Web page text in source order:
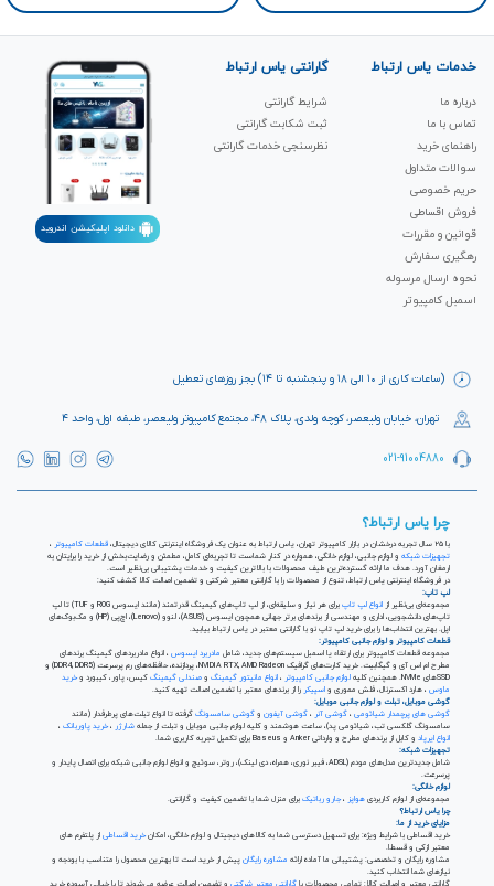
(ساعات کاری از ۱۰ الی ۱۸ و پنجشنبه تا ۱۴) بجز روزهای تعطیل
تهران، خیابان ولیعصر، کوچه ولدی، پلاک ۴۸، مجتمع کامپیوتر ولیعصر، طبقه اول، واحد ۴
021-91004880
خدمات یاس ارتباط
درباره ما
تماس با ما
راهنمای خرید
سوالات متداول
حریم خصوصی
فروش اقساطی
قوانین و مقررات
رهگیری سفارش
نحوه ارسال مرسوله
اسمبل کامپیوتر
گارانتی یاس ارتباط
شرایط گارانتی
ثبت شکابت‌ گارانتی
نظرسنجی خدمات گارانتی
دانلود اپلیکیشن اندروید
چرا یاس ارتباط؟
با ۲۵ سال تجربه درخشان در بازار کامپیوتر تهران، یاس ارتباط به عنوان یک فروشگاه اینترنتی کالای دیجیتال، قطعات کامپیوتر
تجهیزات شبکه
و لوازم جانبی، لوازم خانگی، همواره در کنار شماست تا تجربه‌ای کامل، مطمئن و رضایت‌بخش از خرید را برایتان به
ارمغان آورد. هدف ما ارائه گسترده‌ترین طیف محصولات با بالاترین کیفیت و خدمات پشتیبانی بی‌نظیر است.
در فروشگاه اینترنتی یاس ارتباط، تنوع از محصولات را با گارانتی معتبر شرکتی و تضمین اصالت کالا کشف کنید:
لپ تاپ:
مجموعه‌ای بی‌نظیر از انواع لپ تاپ
برای هر نیاز و سلیقه‌ای، از لپ تاپ‌های گیمینگ قدرتمند (مانند ایسوس ROG و TUF) تا لپ
تاپ‌های دانشجویی، اداری و مهندسی از برندهای برتر جهانی همچون ایسوس (ASUS)، لنوو (Lenovo)، اچ‌پی (HP) و مک‌بوک‌های
اپل. بهترین انتخاب‌ها را برای خرید لپ تاپ نو با گارانتی معتبر در یاس ارتباط بیابید.
قطعات کامپیوتر و لوازم جانبی کامپیوتر:
مجموعه قطعات کامپیوتر برای ارتقاء یا اسمبل سیستم‌های جدید، شامل مادربرد ایسوس ، انواع مادربردهای گیمینگ برندهای
مطرح ام اس آی و گیگابیت. خرید کارت‌های گرافیک NVIDIA RTX, AMD Radeon، پردازنده‌، حافظه‌های رم پرسرعت (DDR4, DDR5) و
SSDهای NVMe. همچنین کلیه
لوازم جانبی کامپیوتر انواع مانیتور گیمینگ صندلی گیمینگ
خرید
ماوس
اسپیکر
گوشی موبایل، تبلت و لوازم جانبی موبایل:
گوشی های پرچمدار شیائومی گوشی آنر گوشی آیفون گوشی سامسونگ گرفته تا انواع تبلت‌های پرطرفدار (مانند
سامسونگ گلکسی تب، شیائومی پد)، ساعت هوشمند و کلیه لوازم جانبی موبایل و تبلت از جمله شارژر خرید پاوربانک
انواع ایرپاد
تجهیزات شبکه:
شامل جدیدترین مدل‌های مودم (ADSL، فیبر نوری، همراه، دی لینک)، روتر، سوئیچ و انواع لوازم جانبی شبکه برای اتصال پایدار و
پرسرعت.
لوازم خانگی:
مجموعه‌ای از لوازم کاربردی هواپز جارو رباتیک
چرا یاس ارتباط؟
مزایای خرید از ما:
خرید اقساطی با شرایط ویژه: برای تسهیل دسترسی شما به کالاهای دیجیتال و لوازم خانگی، امکانخرید اقساطی از پلتفرم های
معتبر ازکی و قسطا.
مشاوره رایگان و تخصصی: پشتیبانی ما آماده ارائه مشاوره رایگان پیش از خرید است تا بهترین محصول را متناسب با بودجه و
نیازهای شما انتخاب کنید.